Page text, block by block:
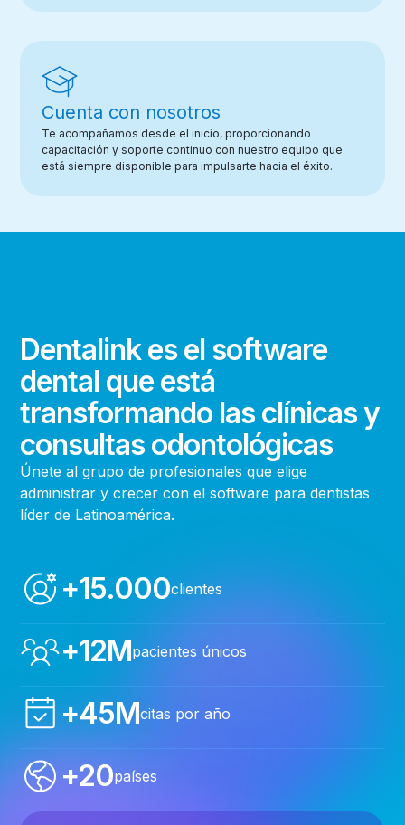
Cuenta con nosotros
Te acompañamos desde el inicio, proporcionando
capacitación y soporte continuo con nuestro equipo que
está siempre disponible para impulsarte hacia el éxito.
Dentalink es el software
dental que está
transformando las clínicas y
consultas odontológicas
Únete al grupo de profesionales que elige
administrar y crecer con el software para dentistas
líder de Latinoamérica.
+15.000clientes
+12Mpacientes únicos
+45Mcitas por año
+20países